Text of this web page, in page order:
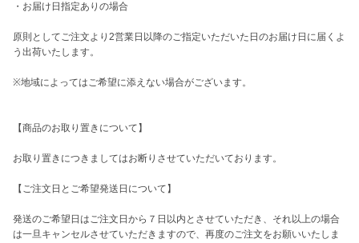
・お届け日指定ありの場合
原則としてご注文より2営業日以降のご指定いただいた日のお届け日に届くよ
う出荷いたします。
※地域によってはご希望に添えない場合がございます。
【商品のお取り置きについて】
お取り置きにつきましてはお断りさせていただいております。
【ご注文日とご希望発送日について】
発送のご希望日はご注文日から７日以内とさせていただき、それ以上の場合
は一旦キャンセルさせていただきますので、再度のご注文をお願いいたしま